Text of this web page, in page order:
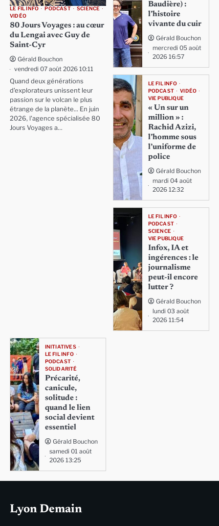
LE FIL INFO PODCAST
SCIENCE
VIDÉO
80 Jours Voyages : au cœur
du Lengai avec Guy de
Saint-Cyr
Gérald Bouchon
vendredi 07 août 2026 10:11
Quand deux générations
d'explorateurs unissent leur
passion sur le volcan le plus
étrange de la planète... En juin
2026, l'agence spécialisée 80
Jours Voyages a…
Baudière) :
l’histoire
vivante du cuir
Gérald Bouchon
mercredi 05 août
2026 16:57
LE FIL INFO
PODCAST
VIDÉO
VIE PUBLIQUE
« Un sur un
million » :
Rachid Azizi,
l’homme sous
l’uniforme de
police
Gérald Bouchon
mardi 04 août
2026 12:32
LE FIL INFO
PODCAST
SCIENCE
VIE PUBLIQUE
Infox, IA et
ingérences : le
journalisme
peut-il encore
lutter ?
Gérald Bouchon
lundi 03 août
2026 11:54
INITIATIVES
LE FIL INFO
PODCAST
SOLIDARITÉ
Précarité,
canicule,
solitude :
quand le lien
social devient
essentiel
Gérald Bouchon
samedi 01 août
2026 13:25
Lyon Demain